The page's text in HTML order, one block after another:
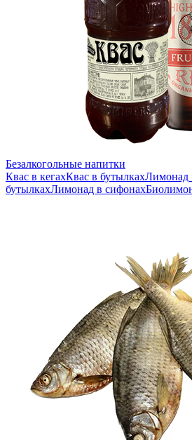
Безалкогольные напитки
Квас в кегахКвас в бутылкахЛимонад
бутылкахЛимонад в сифонах